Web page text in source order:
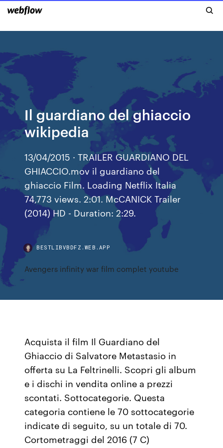
Il guardiano del ghiaccio
wikipedia
13/04/2015 · TRAILER GUARDIANO DEL
GHIACCIO.mov il guardiano del
ghiaccio Film. Loading Netflix Italia
74,773 views. 2:01. McCANICK Trailer
(2014) HD - Duration: 2:29.
BESTLIBVBDFZ.WEB.APP
Avengers infinity war film complet youtube
Acquista il film Il Guardiano del
Ghiaccio di Salvatore Metastasio in
offerta su La Feltrinelli. Scopri gli album
e i dischi in vendita online a prezzi
scontati. Sottocategorie. Questa
categoria contiene le 70 sottocategorie
indicate di seguito, su un totale di 70.
Cortometraggi del 2016‎ (7 C)